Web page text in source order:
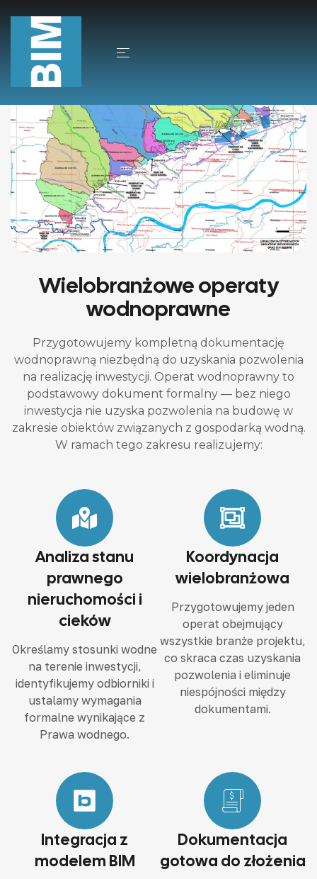
Wielobranżowe operaty
wodnoprawne
Przygotowujemy kompletną dokumentację
wodnoprawną niezbędną do uzyskania pozwolenia
na realizację inwestycji. Operat wodnoprawny to
podstawowy dokument formalny — bez niego
inwestycja nie uzyska pozwolenia na budowę w
zakresie obiektów związanych z gospodarką wodną.
W ramach tego zakresu realizujemy:
Analiza stanu
prawnego
nieruchomości i
cieków
Określamy stosunki wodne
na terenie inwestycji,
identyfikujemy odbiorniki i
ustalamy wymagania
formalne wynikające z
Prawa wodnego.
Koordynacja
wielobranżowa
Przygotowujemy jeden
operat obejmujący
wszystkie branże projektu,
co skraca czas uzyskania
pozwolenia i eliminuje
niespójności między
dokumentami.
Integracja z
modelem BIM
Dokumentacja
gotowa do złożenia